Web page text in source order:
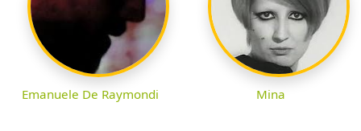
Emanuele De Raymondi Mina